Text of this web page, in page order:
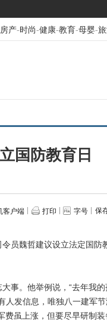
房产-时尚-健康-教育-母婴-
国防教育日
客户端 打印 字号 保
员魏哲建议设立法定国防
事。他举例说，“去年我的
人发信息，唯独八一建军
虽上涨，但要尽早研制装